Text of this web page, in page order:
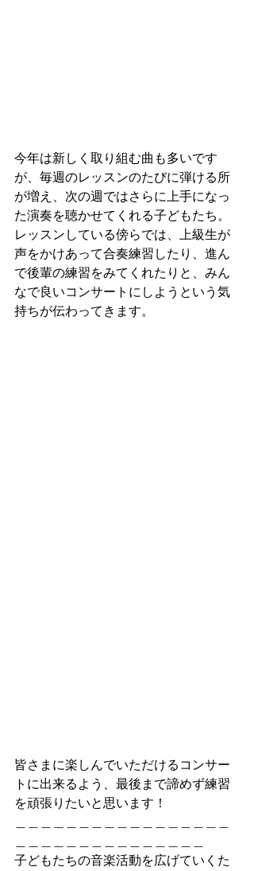
今年は新しく取り組む曲も多いです
が、毎週のレッスンのたびに弾ける所
が増え、次の週ではさらに上手になっ
た演奏を聴かせてくれる子どもたち。
レッスンしている傍らでは、上級生が
声をかけあって合奏練習したり、進ん
で後輩の練習をみてくれたりと、みん
なで良いコンサートにしようという気
持ちが伝わってきます。
皆さまに楽しんでいただけるコンサー
トに出来るよう、最後まで諦めず練習
を頑張りたいと思います！
子どもたちの音楽活動を広げていくた